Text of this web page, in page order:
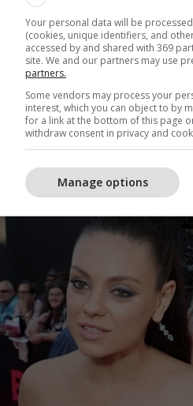
së saj ku edhe një gjë
duke e kthyer
me një fustan të argjend,
Telegrafi
Your personal data will be
(cookies, unique identifiers, and
accessed by and shared with 369
site. We and our partners may use
partners.
Some vendors may process your
interest, which you can object to by
for a link at the bottom of this page
withdraw consent in privacy and
Manage options